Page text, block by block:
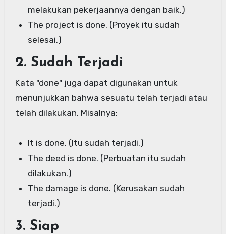
melakukan pekerjaannya dengan baik.)
The project is done. (Proyek itu sudah
selesai.)
2. Sudah Terjadi
Kata "done" juga dapat digunakan untuk
menunjukkan bahwa sesuatu telah terjadi atau
telah dilakukan. Misalnya:
It is done. (Itu sudah terjadi.)
The deed is done. (Perbuatan itu sudah
dilakukan.)
The damage is done. (Kerusakan sudah
terjadi.)
3. Siap